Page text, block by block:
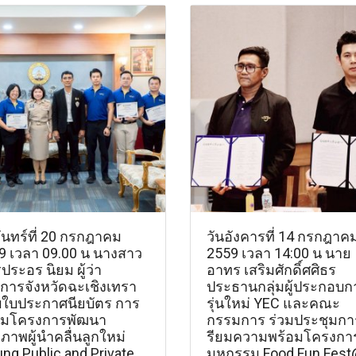
ทร์ที่ 20 กรกฎาคม
เวลา 09.00 น นางสาว
ระอร นิยม ผู้ว่า
ารจังหวัดฉะเชิงเทรา
บประกาศนียบัตร การ
โครงการพัฒนา
าพผู้นำคลื่นลูกใหม่
วันอังคารที่ 14 กรกฎาค
2559 เวลา 14:00 น นาย
อาทร เสริมศักดิ์ศศิธร
ประธานกลุ่มผู้ประกอบก
รุ่นใหม่ YEC และคณะ
กรรมการ ร่วมประชุมกา
รียมความพร้อมโครงกา